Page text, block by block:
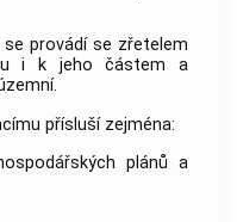
se provádí se zřetelem
i k jeho částem a
přísluší zejména:
plánů a